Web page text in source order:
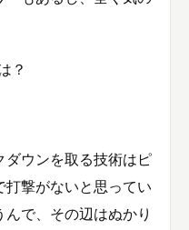
？
ダウンを取る技術はピ
打撃がないと思ってい
で、その辺はぬかり